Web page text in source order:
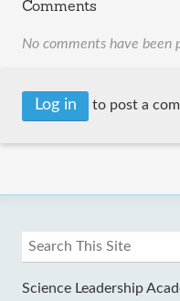
Comments
No comments have been
Log in to post a
Science Leadership